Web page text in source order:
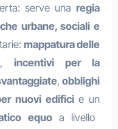
serve unaregia
urbane, sociali e
mappatura delle
,incentivi per la
,obblighi
nuovi edificie un
equo a livello